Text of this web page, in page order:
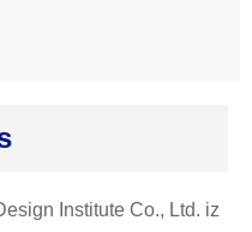
Institute Co., Ltd. iz